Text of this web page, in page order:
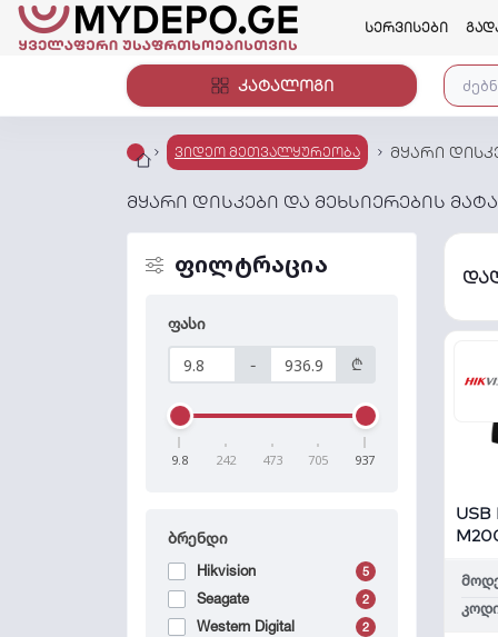
სერვისები
კატალოგი
ვიდეო მეთვალყურეობა მყარი
მყარი დისკები და მეხსიერების
ფილტრაცია
ფასი
- ₾
9.8 242 473 705 937
ბრენდი
Hikvision 5
Seagate 2
Western Digital 2
USB